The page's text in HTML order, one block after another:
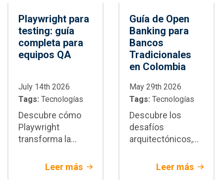
Playwright para
testing: guía
completa para
equipos QA
July 14th 2026
Tags: Tecnologías
Descubre cómo
Playwright
transforma la
pruebas E2E:
Leer más
Guía de Open
Banking para
Bancos
Tradicionales
en Colombia
May 29th 2026
Tags: Tecnologías
Descubre los
desafíos
arquitectónicos,
integración del
Leer más